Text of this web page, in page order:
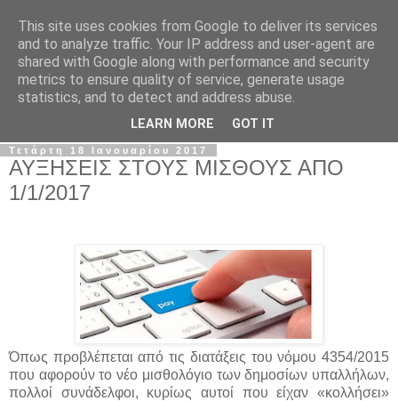
Σ.Ι.Ε.Λ.Β.Ε.
Ο επίσημος ιστότοπος του Συλλόγου Ιδιωτικών
Εκπαιδευτικών Λειτουργών Βόρειας Ελλάδας
Τετάρτη 18 Ιανουαρίου 2017
ΑΥΞΗΣΕΙΣ ΣΤΟΥΣ ΜΙΣΘΟΥΣ ΑΠΟ
1/1/2017
Όπως προβλέπεται από τις διατάξεις του νόμου 4354/2015
που αφορούν το νέο μισθολόγιο των δημοσίων υπαλλήλων,
πολλοί συνάδελφοι, κυρίως αυτοί που είχαν «κολλήσει»
This site uses cookies from Google to deliver its services
and to analyze traffic. Your IP address and user-agent are
shared with Google along with performance and security
metrics to ensure quality of service, generate usage
statistics, and to detect and address abuse.
LEARN MORE GOT IT